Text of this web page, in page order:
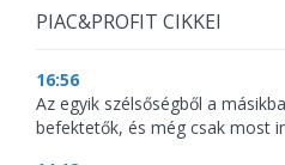
PIAC&PROFIT CIKKEI
16:56
Az egyik szélsőségből a
befektetők, és még csak most